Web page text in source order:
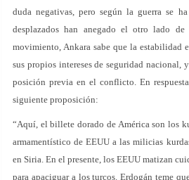
duda negativas, pero según la guerra se
desplazados han anegado el otro lado
movimiento, Ankara sabe que la estabilidad
sus propios intereses de seguridad nacional,
posición previa en el conflicto. En
siguiente proposición:
“Aquí, el billete dorado de América son los
armamentístico de EEUU a las milicias
en Siria. En el presente, los EEUU matizan
para apaciguar a los turcos. Erdogán teme